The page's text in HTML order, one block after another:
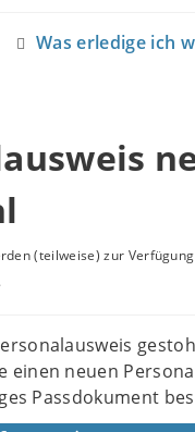
Was erledige ich
(teilweise) zur
.
einen neuen
Passdokument